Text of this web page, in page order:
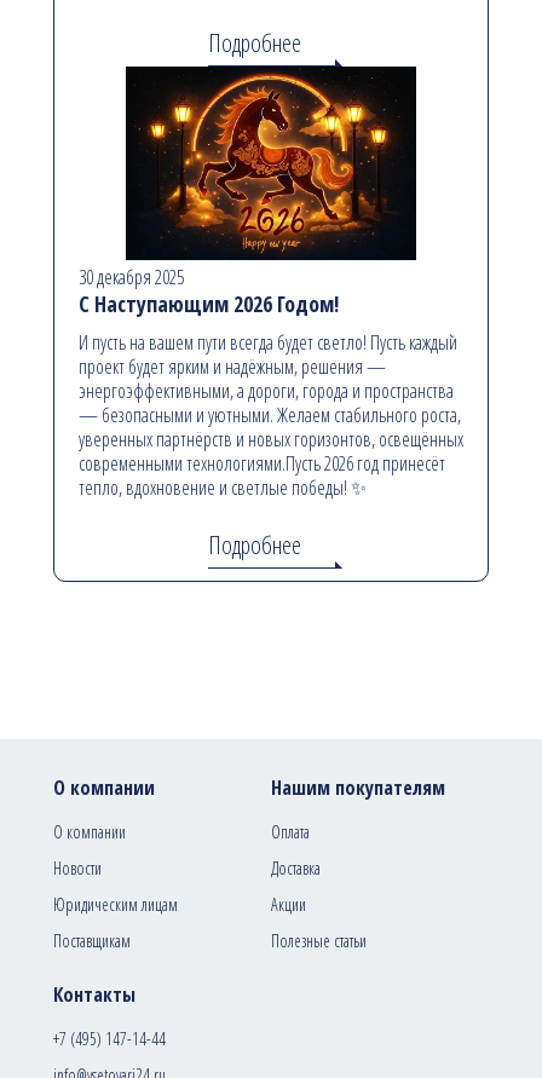
Подробнее
30 декабря 2025
С Наступающим 2026 Годом!
И пусть на вашем пути всегда будет светло! Пусть каждый
проект будет ярким и надёжным, решения —
энергоэффективными, а дороги, города и пространства
— безопасными и уютными. Желаем стабильного роста,
уверенных партнёрств и новых горизонтов, освещённых
современными технологиями.Пусть 2026 год принесёт
тепло, вдохновение и светлые победы! ✨
Подробнее
Контакты
+7 (495) 147-14-44
О компании
О компании
Новости
Юридическим лицам
Поставщикам
Нашим покупателям
Оплата
Доставка
Акции
Полезные статьи